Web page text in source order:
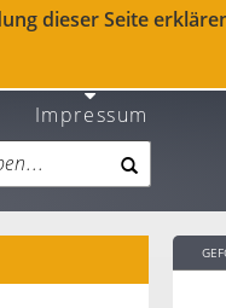
dieser Seite
Impressum